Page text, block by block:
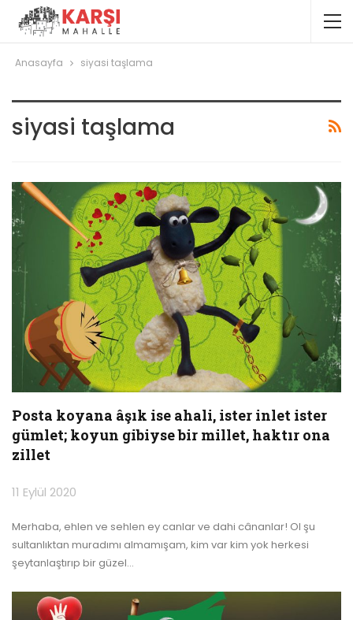
Anasayfa siyasi taşlama
siyasi taşlama
Posta koyana âşık ise ahali, ister inlet ister
gümlet; koyun gibiyse bir millet, haktır ona
zillet
11 Eylül 2020
Merhaba, ehlen ve sehlen ey canlar ve dahi cânanlar! Ol şu
sultanlıktan muradımı almamışam, kim var kim yok herkesi
şeytanlaştırıp bir güzel…